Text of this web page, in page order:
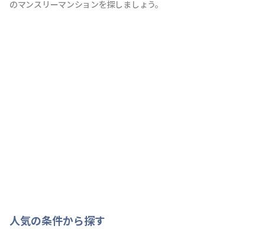
のマンスリーマンションを探しましょう。
人気の条件から探す